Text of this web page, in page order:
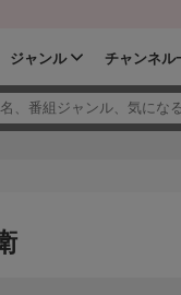
ジャンル チャンネル